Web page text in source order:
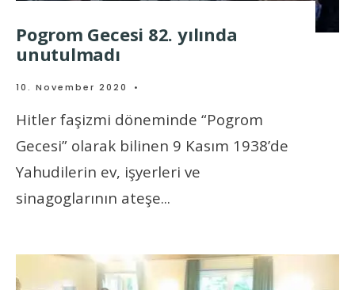
Pogrom Gecesi 82. yılında
unutulmadı
10. November 2020 •
Hitler faşizmi döneminde “Pogrom
Gecesi” olarak bilinen 9 Kasım 1938’de
Yahudilerin ev, işyerleri ve
sinagoglarının ateşe...